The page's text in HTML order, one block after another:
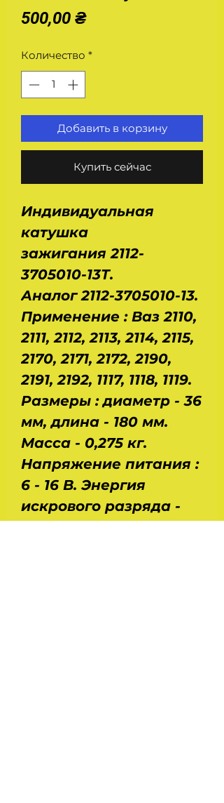
500,00 ₴Цена
Количество *
Добавить в корзину
Купить сейчас
Индивидуальная
катушка
зажигания 2112-
3705010-13Т.
Аналог 2112-3705010-13.
Применение : Ваз 2110,
2111, 2112, 2113, 2114, 2115,
2170, 2171, 2172, 2190,
2191, 2192, 1117, 1118, 1119.
Размеры : диаметр - 36
мм, длина - 180 мм.
Масса - 0,275 кг.
Напряжение питания :
6 - 16 В. Энергия
искрового разряда -